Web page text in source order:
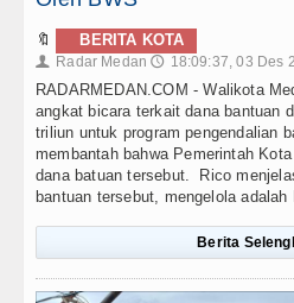
🔖 BERITA KOTA
👤 Radar Medan 🕔 18:09:37, 03 Des
RADARMEDAN.COM - Walikota
angkat bicara terkait dana bantuan
triliun untuk program pengendalian
membantah bahwa Pemerintah
dana batuan tersebut. Rico
bantuan tersebut, mengelola
Berita